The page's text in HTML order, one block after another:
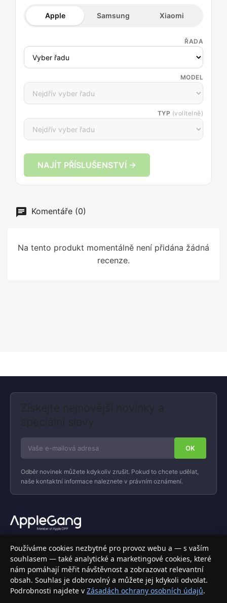
Apple Samsung Xiaomi
ŘADA
MODEL
TYP (volitelně)
NAJÍT PŘÍSLUŠENSTVÍ →
Komentáře (0)
Na tento produkt momentálně není přidána žádná
recenze.
Získejte nejnovější novinky a
speciální slevy
Odběr novinek můžete kdykoliv zrušit. Pokud to chcete udělat,
naše kontaktní informace naleznete v právním oznámení.
Váš specializovaný obchod s Apple produkty, příslušenstvím a
elektronikou. Nakupujte bezpečně a s jistotou.
INFORMACE
Doprava a doručení
Používáme cookies nezbytné pro provoz webu a — s vaším
souhlasem — také analytické a marketingové cookies, které
nám pomáhají měřit návštěvnost a zobrazovat relevantní
obsah. Souhlas je dobrovolný a můžete jej kdykoli odvolat.
Podrobnosti najdete v Zásadách ochrany osobních údajů.